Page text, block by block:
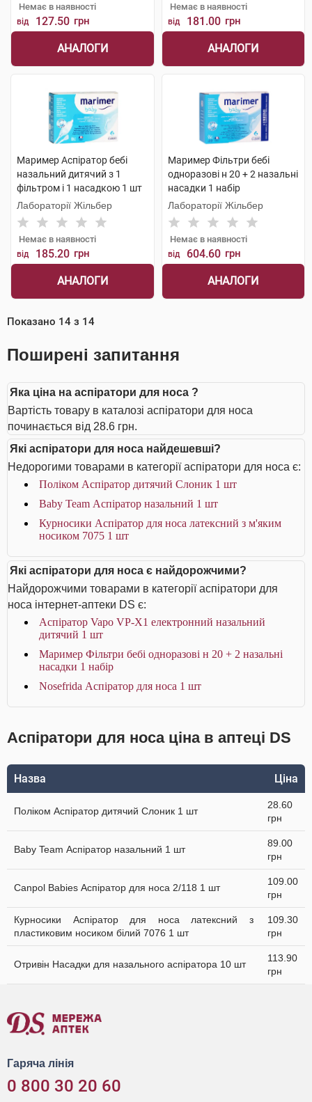
Немає в наявності
від 127.50 грн
АНАЛОГИ
Немає в наявності
від 181.00 грн
АНАЛОГИ
Маример Аспіратор бебі
назальний дитячий з 1
фільтром і 1 насадкою 1 шт
Лабораторії Жільбер
Немає в наявності
від 185.20 грн
АНАЛОГИ
Маример Фільтри бебі
одноразові н 20 + 2 назальні
насадки 1 набір
Лабораторії Жільбер
Немає в наявності
від 604.60 грн
АНАЛОГИ
Показано 14 з 14
Поширені запитання
Яка ціна на аспіратори для носа ?
Вартість товару в каталозі аспіратори для носа
починається від 28.6 грн.
Які аспіратори для носа найдешевші?
Недорогими товарами в категорії аспіратори для носа є:
Поліком Аспіратор дитячий Слоник 1 шт
Baby Team Аспіратор назальний 1 шт
Курносики Аспіратор для носа латексний з м'яким
носиком 7075 1 шт
Які аспіратори для носа є найдорожчими?
Найдорожчими товарами в категорії аспіратори для
носа інтернет-аптеки DS є:
Аспіратор Vapo VP-X1 електронний назальний
дитячий 1 шт
Маример Фільтри бебі одноразові н 20 + 2 назальні
насадки 1 набір
Nosefrida Аспіратор для носа 1 шт
Аспіратори для носа ціна в аптеці DS
Назва Ціна
Поліком Аспіратор дитячий Слоник 1 шт
28.60
грн
Baby Team Аспіратор назальний 1 шт
89.00
грн
Canpol Babies Аспіратор для носа 2/118 1 шт
109.00
грн
Курносики Аспіратор для носа латексний з
пластиковим носиком білий 7076 1 шт
109.30
грн
Отривін Насадки для назального аспіратора 10 шт
113.90
грн
Гаряча лінія
0 800 30 20 60